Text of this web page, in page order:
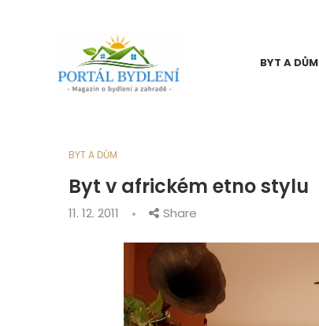
BYT A DŮM
BYT A DŮM
Byt v africkém etno stylu
11. 12. 2011 Share